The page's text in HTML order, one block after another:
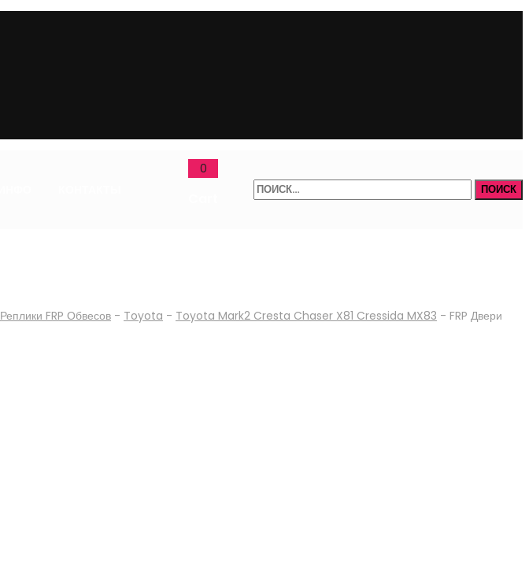
0
Найти:
Реплики FRP Обвесов - Toyota - Toyota Mark2 Cresta Chaser X81 Cressida MX83 - FRP Двери